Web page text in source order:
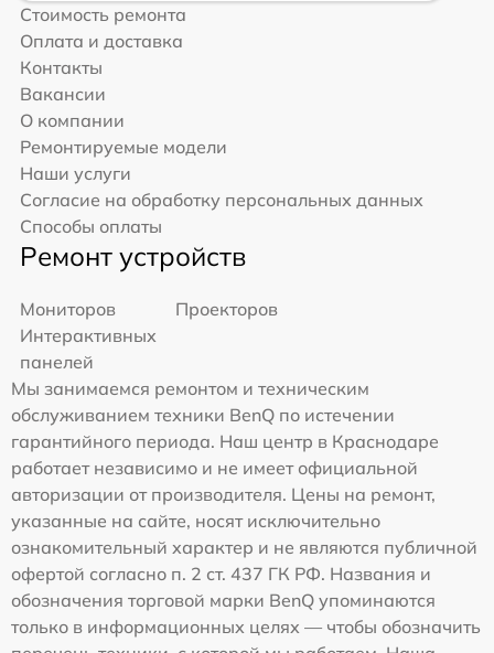
Стоимость ремонта
Оплата и доставка
Контакты
Вакансии
О компании
Ремонтируемые модели
Наши услуги
Согласие на обработку персональных данных
Способы оплаты
Ремонт устройств
Мониторов
Проекторов
Интерактивных
панелей
Мы занимаемся ремонтом и техническим
обслуживанием техники BenQ по истечении
гарантийного периода. Наш центр в Краснодаре
работает независимо и не имеет официальной
авторизации от производителя. Цены на ремонт,
указанные на сайте, носят исключительно
ознакомительный характер и не являются публичной
офертой согласно п. 2 ст. 437 ГК РФ. Названия и
обозначения торговой марки BenQ упоминаются
только в информационных целях — чтобы обозначить